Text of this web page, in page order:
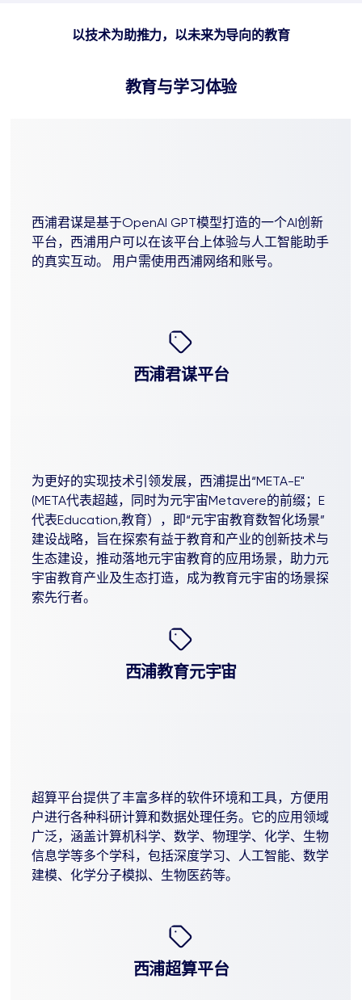
以技术为助推力，以未来为导向的教育
教育与学习体验
西浦君谋是基于OpenAI GPT模型打造的一个AI创新
平台，西浦用户可以在该平台上体验与人工智能助手
的真实互动。 用户需使用西浦网络和账号。
西浦君谋平台
为更好的实现技术引领发展，西浦提出“META-E"
(META代表超越，同时为元宇宙Metavere的前缀；E
代表Education,教育），即“元宇宙教育数智化场景”
建设战略，旨在探索有益于教育和产业的创新技术与
生态建设，推动落地元宇宙教育的应用场景，助力元
宇宙教育产业及生态打造，成为教育元宇宙的场景探
索先行者。
西浦教育元宇宙
超算平台提供了丰富多样的软件环境和工具，方便用
户进行各种科研计算和数据处理任务。它的应用领域
广泛，涵盖计算机科学、数学、物理学、化学、生物
信息学等多个学科，包括深度学习、人工智能、数学
建模、化学分子模拟、生物医药等。
西浦超算平台